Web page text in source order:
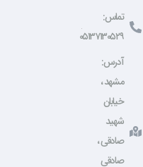
تماس:
۰۵۱۳۷۱۳۰۵۲۹
آدرس:
مشهد ،
خیابان
شهید
صادقی ،
صادقی